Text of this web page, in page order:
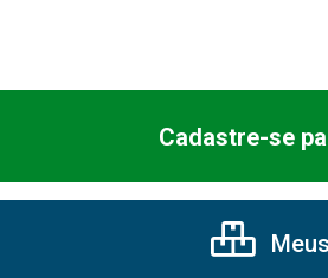
Cadastre-se